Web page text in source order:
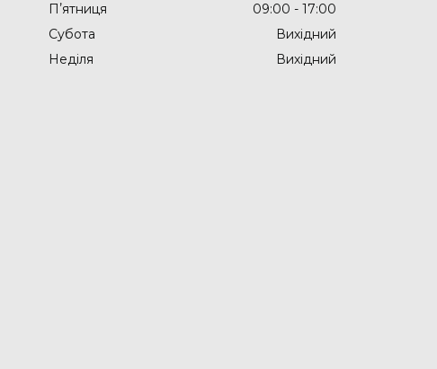
Пʼятниця
09:00
17:00
Субота
Вихідний
Неділя
Вихідний